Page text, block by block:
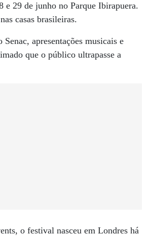
e 29 de junho no Parque Ibirapuera.
casas brasileiras.
apresentações musicais e
que o público ultrapasse a
o festival nasceu em Londres há